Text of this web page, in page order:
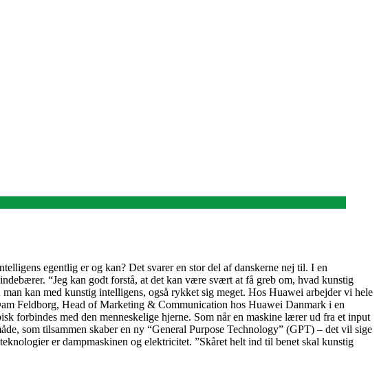
egentlig er og kan? Det svarer en stor del af danskerne nej til. I en
“Jeg kan godt forstå, at det kan være svært at få greb om, hvad kunstig
kan med kunstig intelligens, også rykket sig meget. Hos Huawei arbejder vi hele
Feldborg, Head of Marketing & Communication hos Huawei Danmark i en
forbindes med den menneskelige hjerne. Som når en maskine lærer ud fra et input
som tilsammen skaber en ny “General Purpose Technology” (GPT) – det vil sige
er dampmaskinen og elektricitet. ”Skåret helt ind til benet skal kunstig